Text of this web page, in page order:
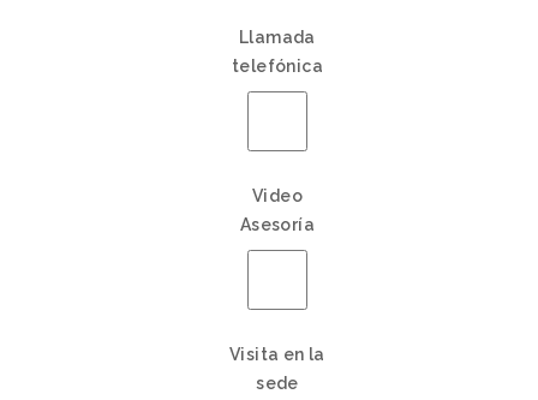
Llamada
telefónica
Video
Asesoría
Visita en la
sede